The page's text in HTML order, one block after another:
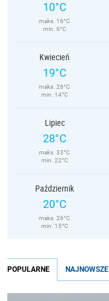
10°C
maks. 16°C
min. 6°C
Kwiecień
19°C
maks. 26°C
min. 14°C
Lipiec
28°C
maks. 33°C
min. 22°C
Październik
20°C
maks. 26°C
min. 15°C
POPULARNE NAJNOWSZE